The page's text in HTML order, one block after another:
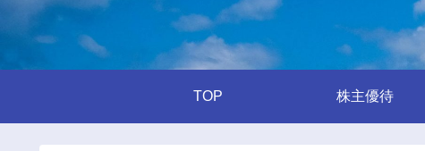
TOP 株主優待